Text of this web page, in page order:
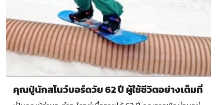
คุณปู่นักสโนว์บอร์ดวัย 62 ปี ผู้ใช้ชีวิตอย่างเต็มที่